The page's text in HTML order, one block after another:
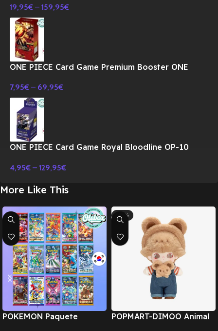
19,95€ – 159,95€
ONE PIECE Card Game Premium Booster ONE
JAPONES
7,95€ – 69,95€
ONE PIECE Card Game Royal Bloodline OP-10
4,95€ – 129,95€
More Like This
POKEMON Paquete
-10%
POPMART-DIMOO Animal